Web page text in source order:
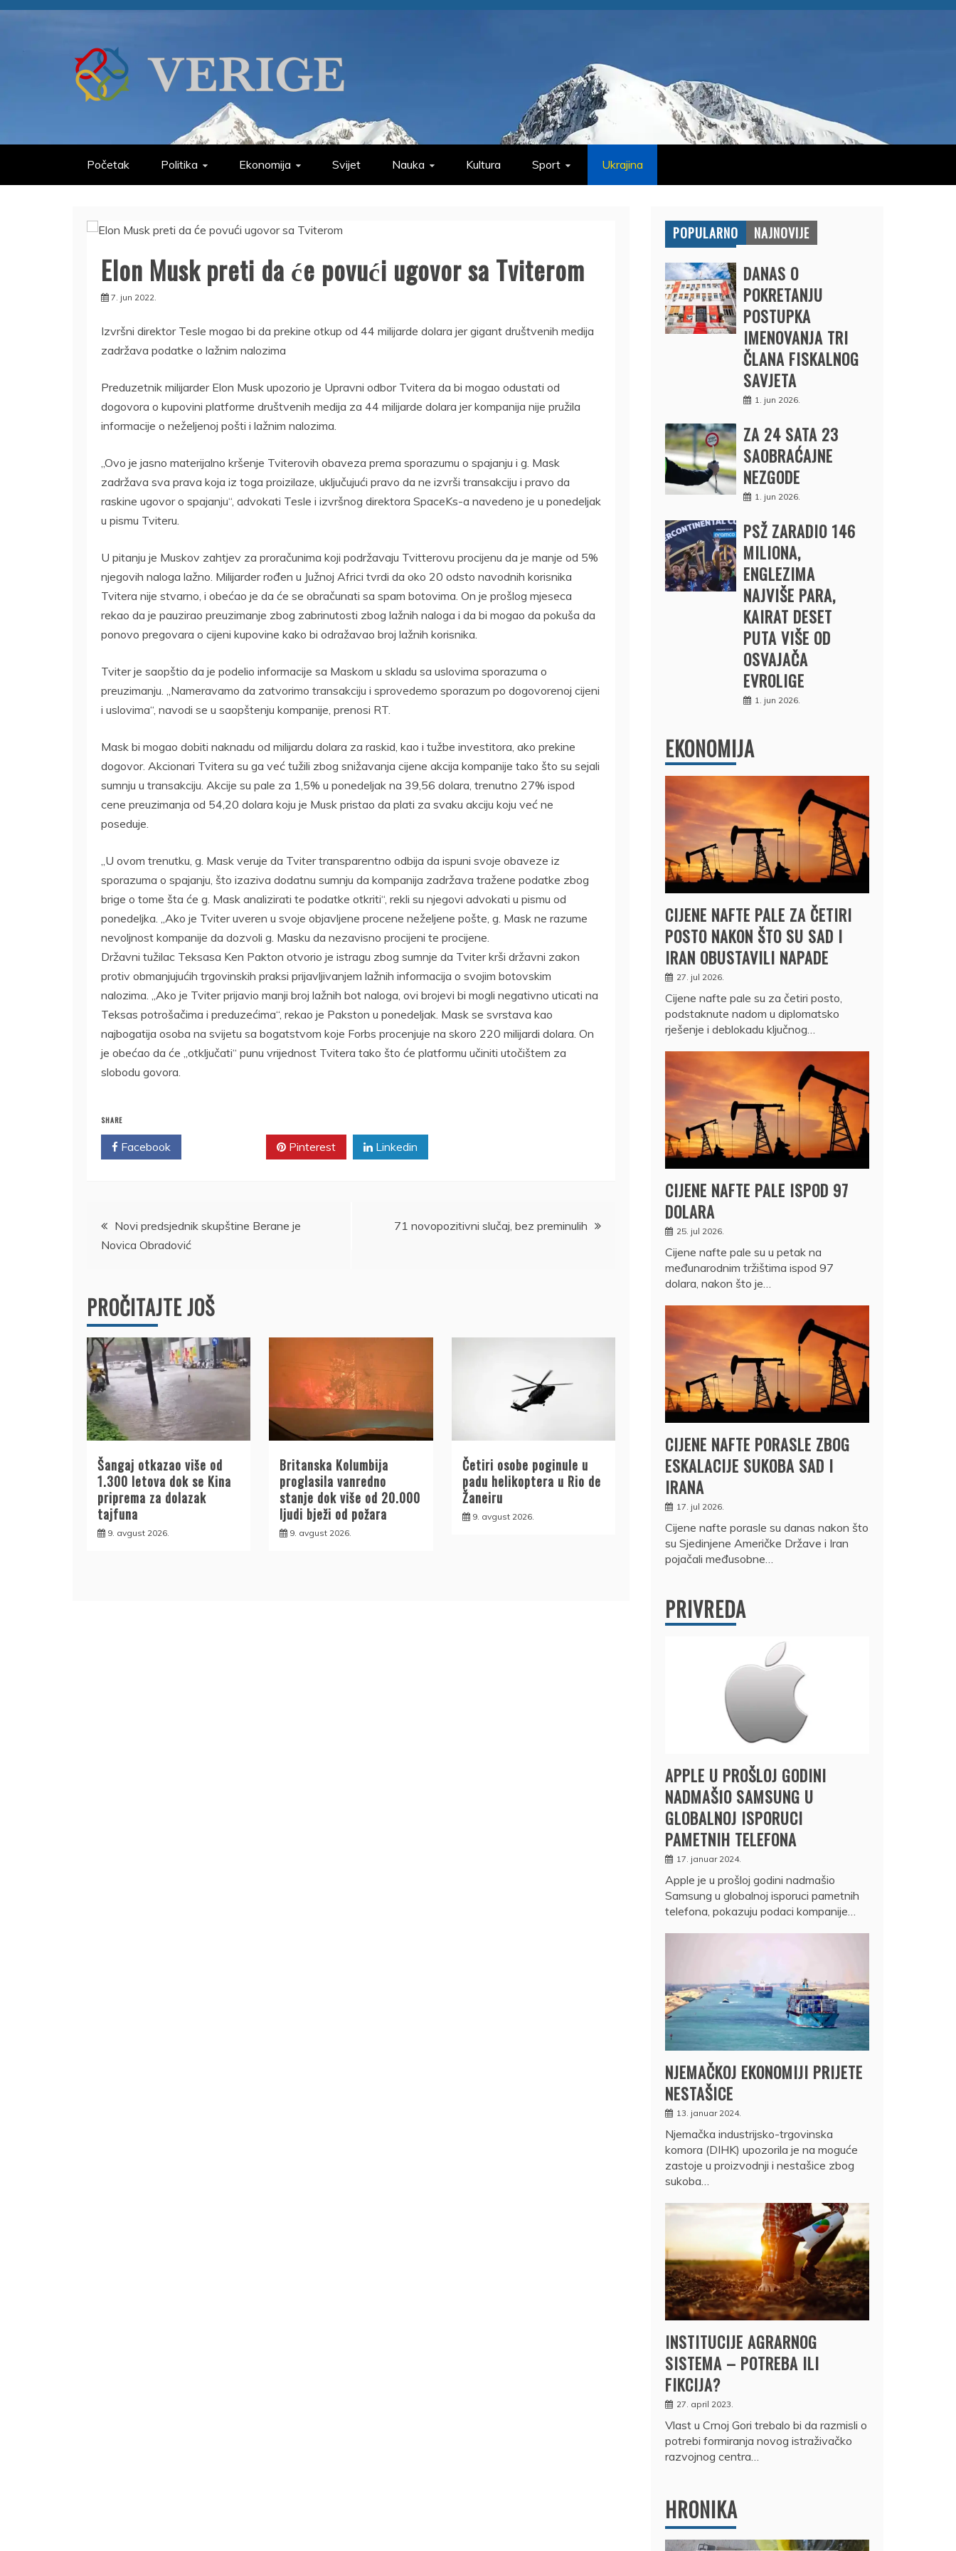
Skip
VERIGE
Početak Politika Ekonomija Svijet Nauka Kultura Sport Ukrajina
Elon Musk preti da će povući ugovor sa Tviterom
7. jun 2022.
Izvršni direktor Tesle mogao bi da prekine otkup od 44 milijarde dolara jer gigant društvenih medija
zadržava podatke o lažnim nalozima
Preduzetnik milijarder Elon Musk upozorio je Upravni odbor Tvitera da bi mogao odustati od
dogovora o kupovini platforme društvenih medija za 44 milijarde dolara jer kompanija nije pružila
informacije o neželjenoj pošti i lažnim nalozima.
„Ovo je jasno materijalno kršenje Tviterovih obaveza prema sporazumu o spajanju i g. Mask
zadržava sva prava koja iz toga proizilaze, uključujući pravo da ne izvrši transakciju i pravo da
raskine ugovor o spajanju“, advokati Tesle i izvršnog direktora SpaceKs-a navedeno je u ponedeljak
u pismu Tviteru.
U pitanju je Muskov zahtjev za proračunima koji podržavaju Tvitterovu procijenu da je manje od 5%
njegovih naloga lažno. Milijarder rođen u Južnoj Africi tvrdi da oko 20 odsto navodnih korisnika
Tvitera nije stvarno, i obećao je da će se obračunati sa spam botovima. On je prošlog mjeseca
rekao da je pauzirao preuzimanje zbog zabrinutosti zbog lažnih naloga i da bi mogao da pokuša da
ponovo pregovara o cijeni kupovine kako bi odražavao broj lažnih korisnika.
Tviter je saopštio da je podelio informacije sa Maskom u skladu sa uslovima sporazuma o
preuzimanju. „Nameravamo da zatvorimo transakciju i sprovedemo sporazum po dogovorenoj cijeni
i uslovima“, navodi se u saopštenju kompanije, prenosi RT.
Mask bi mogao dobiti naknadu od milijardu dolara za raskid, kao i tužbe investitora, ako prekine
dogovor. Akcionari Tvitera su ga već tužili zbog snižavanja cijene akcija kompanije tako što su sejali
sumnju u transakciju. Akcije su pale za 1,5% u ponedeljak na 39,56 dolara, trenutno 27% ispod
cene preuzimanja od 54,20 dolara koju je Musk pristao da plati za svaku akciju koju već ne
poseduje.
„U ovom trenutku, g. Mask veruje da Tviter transparentno odbija da ispuni svoje obaveze iz
sporazuma o spajanju, što izaziva dodatnu sumnju da kompanija zadržava tražene podatke zbog
brige o tome šta će g. Mask analizirati te podatke otkriti“, rekli su njegovi advokati u pismu od
ponedeljka. „Ako je Tviter uveren u svoje objavljene procene neželjene pošte, g. Mask ne razume
nevoljnost kompanije da dozvoli g. Masku da nezavisno procijeni te procijene.
Državni tužilac Teksasa Ken Pakton otvorio je istragu zbog sumnje da Tviter krši državni zakon
protiv obmanjujućih trgovinskih praksi prijavljivanjem lažnih informacija o svojim botovskim
nalozima. „Ako je Tviter prijavio manji broj lažnih bot naloga, ovi brojevi bi mogli negativno uticati na
Teksas potrošačima i preduzećima“, rekao je Pakston u ponedeljak. Mask se svrstava kao
najbogatija osoba na svijetu sa bogatstvom koje Forbs procenjuje na skoro 220 milijardi dolara. On
je obećao da će „otključati“ punu vrijednost Tvitera tako što će platformu učiniti utočištem za
slobodu govora.
SHARE
Facebook Pinterest Linkedin
Kretanje
članka
Novi predsjednik skupštine Berane je
Novica Obradović
71 novopozitivni slučaj, bez preminulih
PROČITAJTE JOŠ
Šangaj otkazao više od
1.300 letova dok se Kina
priprema za dolazak
tajfuna
9. avgust 2026.
Britanska Kolumbija
proglasila vanredno
stanje dok više od 20.000
ljudi bježi od požara
9. avgust 2026.
Četiri osobe poginule u
padu helikoptera u Rio de
Žaneiru
9. avgust 2026.
POPULARNO NAJNOVIJE
DANAS O
POKRETANJU
POSTUPKA
IMENOVANJA TRI
ČLANA FISKALNOG
SAVJETA
1. jun 2026.
ZA 24 SATA 23
SAOBRAĆAJNE
NEZGODE
1. jun 2026.
PSŽ ZARADIO 146
MILIONA,
ENGLEZIMA
NAJVIŠE PARA,
KAIRAT DESET
PUTA VIŠE OD
OSVAJAČA
EVROLIGE
1. jun 2026.
EKONOMIJA
CIJENE NAFTE PALE ZA ČETIRI
POSTO NAKON ŠTO SU SAD I
IRAN OBUSTAVILI NAPADE
27. jul 2026.
Cijene nafte pale su za četiri posto,
podstaknute nadom u diplomatsko
rješenje i deblokadu ključnog…
CIJENE NAFTE PALE ISPOD 97
DOLARA
25. jul 2026.
Cijene nafte pale su u petak na
međunarodnim tržištima ispod 97
dolara, nakon što je…
CIJENE NAFTE PORASLE ZBOG
ESKALACIJE SUKOBA SAD I
IRANA
17. jul 2026.
Cijene nafte porasle su danas nakon što
su Sjedinjene Američke Države i Iran
pojačali međusobne…
PRIVREDA
APPLE U PROŠLOJ GODINI
NADMAŠIO SAMSUNG U
GLOBALNOJ ISPORUCI
PAMETNIH TELEFONA
17. januar 2024.
Apple je u prošloj godini nadmašio
Samsung u globalnoj isporuci pametnih
telefona, pokazuju podaci kompanije…
NJEMAČKOJ EKONOMIJI PRIJETE
NESTAŠICE
13. januar 2024.
Njemačka industrijsko-trgovinska
komora (DIHK) upozorila je na moguće
zastoje u proizvodnji i nestašice zbog
sukoba…
INSTITUCIJE AGRARNOG
SISTEMA – POTREBA ILI
FIKCIJA?
27. april 2023.
Vlast u Crnoj Gori trebalo bi da razmisli o
potrebi formiranja novog istraživačko
razvojnog centra…
HRONIKA